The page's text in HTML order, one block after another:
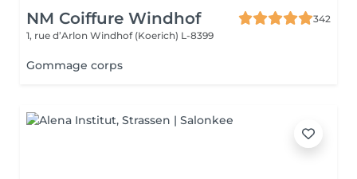
NM Coiffure Windhof
342
1, rue d’Arlon Windhof (Koerich) L-8399
Gommage corps